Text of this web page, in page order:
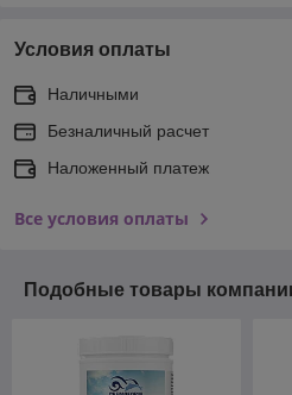
Условия оплаты
Наличными
Безналичный расчет
Наложенный платеж
Все условия оплаты
Подобные товары